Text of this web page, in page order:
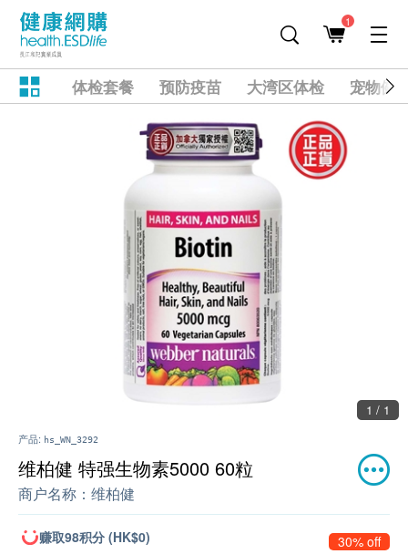
1
体检套餐 预防疫苗 大湾区体检 宠物健
1 / 1
产品: hs_WN_3292
维柏健 特强生物素5000 60粒
商户名称： 维柏健
赚取98积分 (HK$0) 30% off